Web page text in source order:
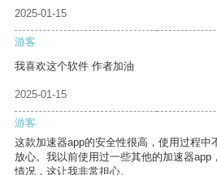
2025-01-15
游客
我喜欢这个软件 作者加油
2025-01-15
游客
这款加速器app的安全性很高，使用过程中
放心。我以前使用过一些其他的加速器app
情况，这让我非常担心。